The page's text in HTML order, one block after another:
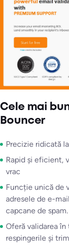
Cele mai
Bouncer
Precizie ridicată
Rapid și eficient,
vrac
Funcție unică de
adresele de e-
capcane de spam.
Oferă validarea
respingerile și